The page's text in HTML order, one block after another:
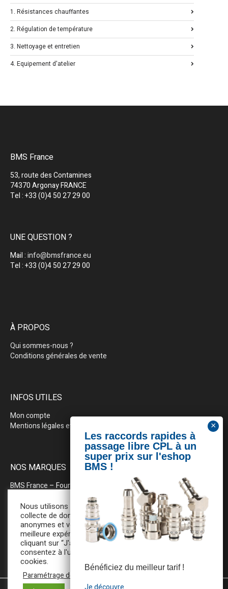
1. Résistances chauffantes
2. Régulation de température
3. Nettoyage et entretien
4. Equipement d'atelier
BMS France
53, route des Contamines
74370 Argonay FRANCE
Tel : +33 (0)4 50 27 29 00
UNE QUESTION ?
Mail :info@bmsfrance.eu
Tel : +33 (0)4 50 27 29 00
À PROPOS
Qui sommes-nous ?
Conditions générales de vente
INFOS UTILES
Mon compte
Mentions légales et politique de confidentialité
NOS MARQUES
BMS France – Fournitures industrielles pour la plasturgie
BEWEPLAST– Machines & pérhiphériques
PRODOPTIM– Table d’entretien pour moules d’injection
Nous utilisons des cookies pour la
collecte de données statistiques
anonymes et vous assurer une
meilleure expérience de navigation. En
cliquant sur “J'accepte”, vous
consentez à l'utilisation de tous ces
cookies.
Paramétrage des cookies
Bénéficiez du meilleur tarif !